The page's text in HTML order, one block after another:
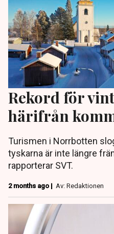
Rekord för
härifrån
Turismen i Norrbotten
tyskarna är inte längre
rapporterar SVT.
2 months ago | Av: Redaktionen